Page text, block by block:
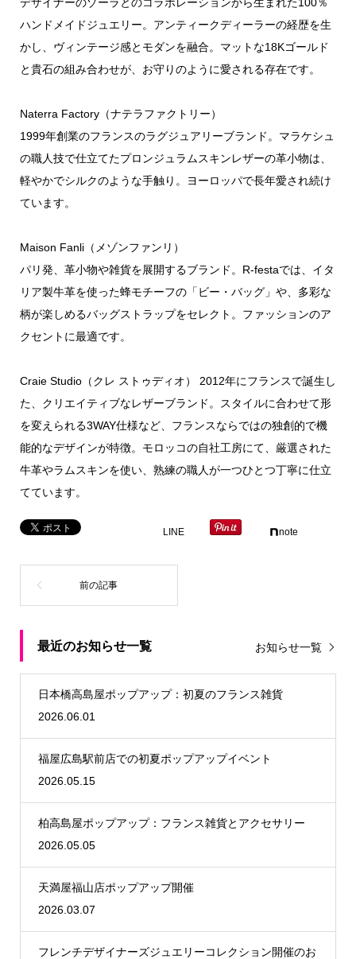
ハンドメイドジュエリー。アンティークディーラーの経歴を生
かし、ヴィンテージ感とモダンを融合。マットな18Kゴールド
と貴石の組み合わせが、お守りのように愛される存在です。
Naterra Factory（ナテラファクトリー）
1999年創業のフランスのラグジュアリーブランド。マラケシュ
の職人技で仕立てたプロンジュラムスキンレザーの革小物は、
軽やかでシルクのような手触り。ヨーロッパで長年愛され続け
ています。
Maison Fanli（メゾンファンリ）
パリ発、革小物や雑貨を展開するブランド。R-festaでは、イタ
リア製牛革を使った蜂モチーフの「ビー・バッグ」や、多彩な
柄が楽しめるバッグストラップをセレクト。ファッションのア
クセントに最適です。
Craie Studio（クレ ストゥディオ） 2012年にフランスで誕生し
た、クリエイティブなレザーブランド。スタイルに合わせて形
を変えられる3WAY仕様など、フランスならではの独創的で機
能的なデザインが特徴。モロッコの自社工房にて、厳選された
牛革やラムスキンを使い、熟練の職人が一つひとつ丁寧に仕立
てています。
LINE note
最近のお知らせ一覧 お知らせ一覧
日本橋高島屋ポップアップ：初夏のフランス雑貨
2026.06.01
福屋広島駅前店での初夏ポップアップイベント
2026.05.15
柏高島屋ポップアップ：フランス雑貨とアクセサリー
2026.05.05
天満屋福山店ポップアップ開催
2026.03.07
フレンチデザイナーズジュエリーコレクション開催のお